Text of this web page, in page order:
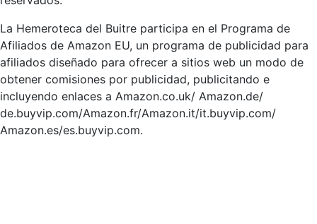
La Hemeroteca del Buitre participa en el Programa de
Afiliados de Amazon EU, un programa de publicidad para
afiliados diseñado para ofrecer a sitios web un modo de
obtener comisiones por publicidad, publicitando e
incluyendo enlaces a Amazon.co.uk/ Amazon.de/
de.buyvip.com/Amazon.fr/Amazon.it/it.buyvip.com/
Amazon.es/es.buyvip.com.